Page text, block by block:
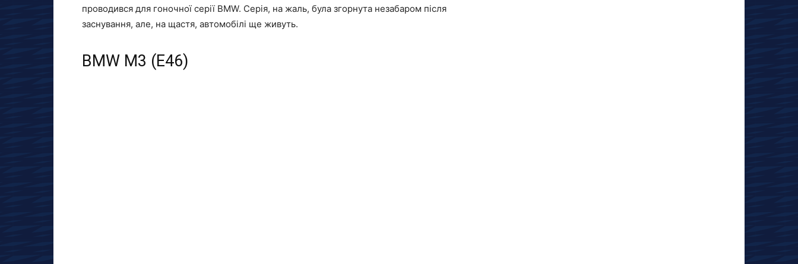
проводився для гоночної серії BMW. Серія, на жаль, була згорнута незабаром після
заснування, але, на щастя, автомобілі ще живуть.
BMW M3 (E46)